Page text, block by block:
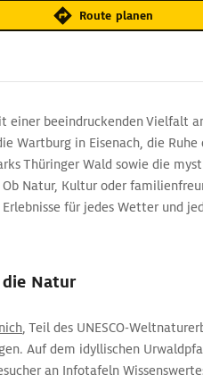
Route planen
einer beeindruckenden Vielfalt
Wartburg in Eisenach, die
Thüringer Wald sowie die
Natur, Kultur oder
für jedes Wetter und
die Natur
, Teil des UNESCO-
Auf dem idyllischen
an Infotafeln